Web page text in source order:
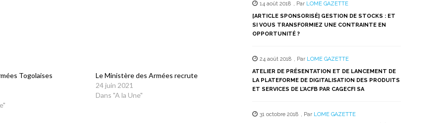
Togolaises
Le Ministère des Armées recrute
24 juin 2021
Dans "A la Une"
14 août 2018 , Par LOME GAZETTE
[ARTICLE SPONSORISÉ] GESTION DE STOCKS : ET
SI VOUS TRANSFORMIEZ UNE CONTRAINTE EN
OPPORTUNITÉ ?
24 août 2018 , Par LOME GAZETTE
ATELIER DE PRÉSENTATION ET DE LANCEMENT DE
LA PLATEFORME DE DIGITALISATION DES PRODUITS
ET SERVICES DE L’ACFB PAR CAGECFI SA
31 octobre 2018 , Par LOME GAZETTE